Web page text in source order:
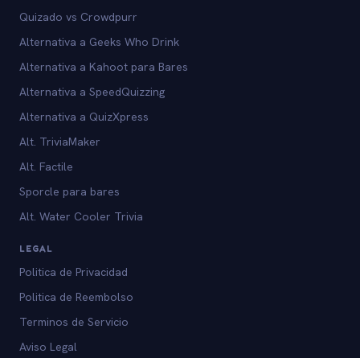
Quizado vs Crowdpurr
Alternativa a Geeks Who Drink
Alternativa a Kahoot para Bares
Alternativa a SpeedQuizzing
Alternativa a QuizXpress
Alt. TriviaMaker
Alt. Factile
Sporcle para bares
Alt. Water Cooler Trivia
LEGAL
Politica de Privacidad
Politica de Reembolso
Terminos de Servicio
Aviso Legal